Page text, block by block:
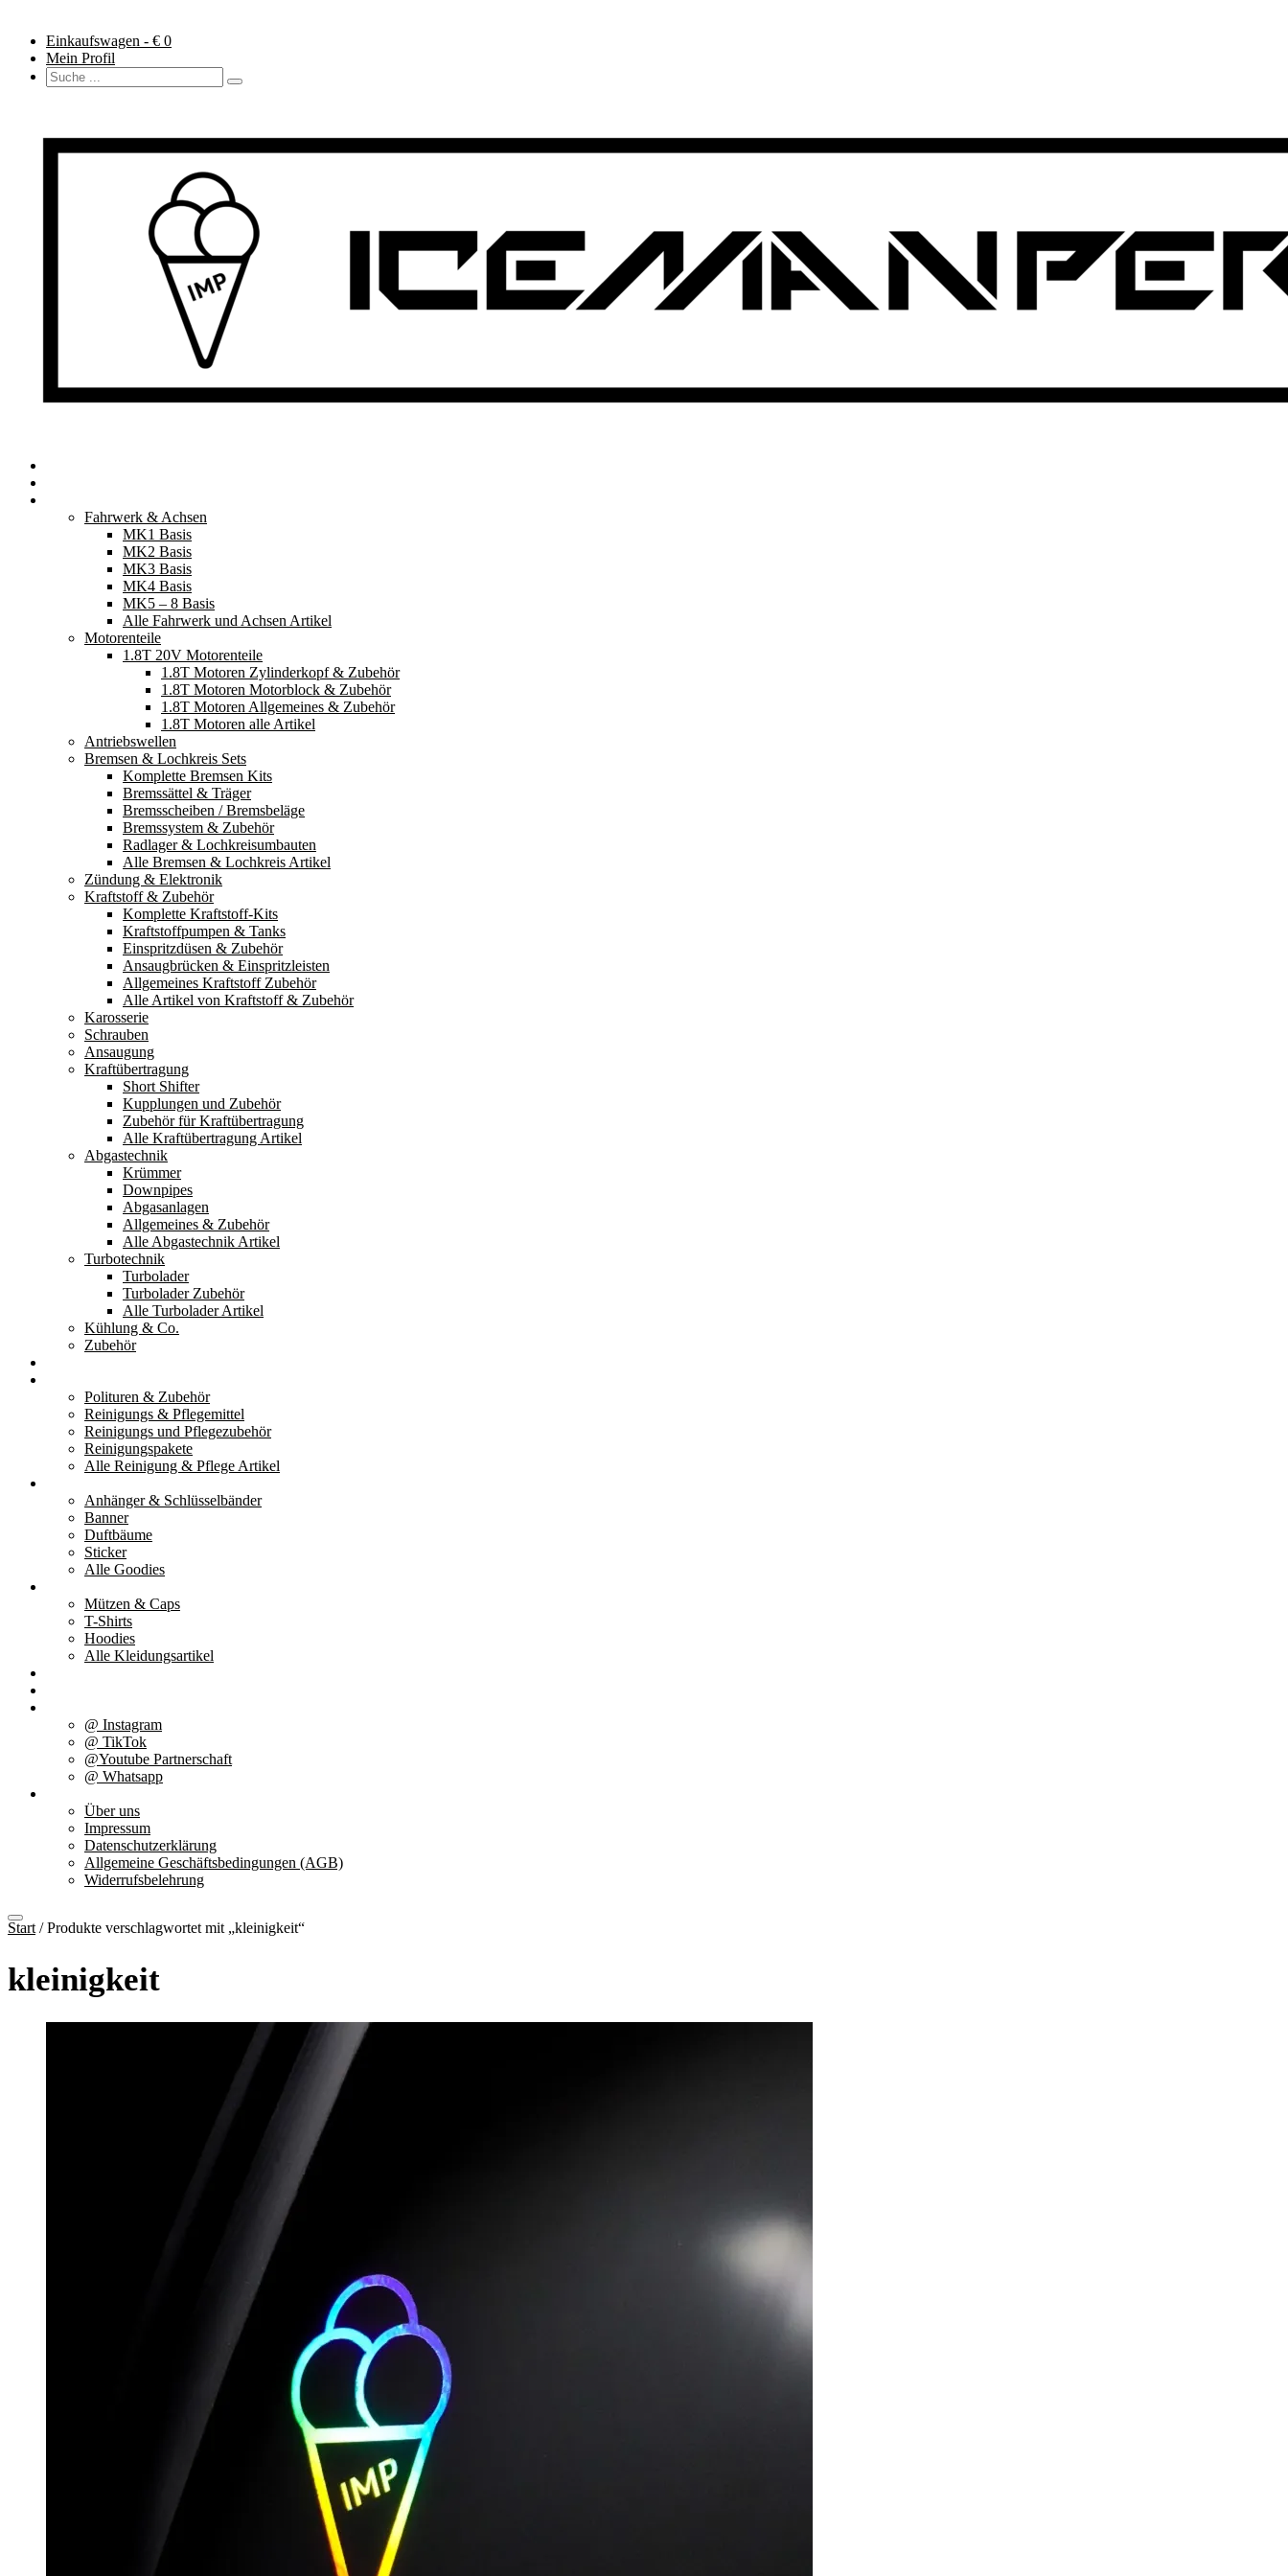
Einkaufswagen - € 0
Mein Profil
Fahrwerk & Achsen
MK1 Basis
MK2 Basis
MK3 Basis
MK4 Basis
MK5 – 8 Basis
Alle Fahrwerk und Achsen Artikel
Motorenteile
1.8T 20V Motorenteile
1.8T Motoren Zylinderkopf & Zubehör
1.8T Motoren Motorblock & Zubehör
1.8T Motoren Allgemeines & Zubehör
1.8T Motoren alle Artikel
Antriebswellen
Bremsen & Lochkreis Sets
Komplette Bremsen Kits
Bremssättel & Träger
Bremsscheiben / Bremsbeläge
Bremssystem & Zubehör
Radlager & Lochkreisumbauten
Alle Bremsen & Lochkreis Artikel
Zündung & Elektronik
Kraftstoff & Zubehör
Komplette Kraftstoff-Kits
Kraftstoffpumpen & Tanks
Einspritzdüsen & Zubehör
Ansaugbrücken & Einspritzleisten
Allgemeines Kraftstoff Zubehör
Alle Artikel von Kraftstoff & Zubehör
Karosserie
Schrauben
Ansaugung
Kraftübertragung
Short Shifter
Kupplungen und Zubehör
Zubehör für Kraftübertragung
Alle Kraftübertragung Artikel
Abgastechnik
Krümmer
Downpipes
Abgasanlagen
Allgemeines & Zubehör
Alle Abgastechnik Artikel
Turbotechnik
Turbolader
Turbolader Zubehör
Alle Turbolader Artikel
Kühlung & Co.
Zubehör
Polituren & Zubehör
Reinigungs & Pflegemittel
Reinigungs und Pflegezubehör
Reinigungspakete
Alle Reinigung & Pflege Artikel
Anhänger & Schlüsselbänder
Banner
Duftbäume
Sticker
Alle Goodies
Mützen & Caps
T-Shirts
Hoodies
Alle Kleidungsartikel
@ Instagram
@ TikTok
@Youtube Partnerschaft
@ Whatsapp
Über uns
Impressum
Datenschutzerklärung
Allgemeine Geschäftsbedingungen (AGB)
Widerrufsbelehrung
Start / Produkte verschlagwortet mit „kleinigkeit“
kleinigkeit